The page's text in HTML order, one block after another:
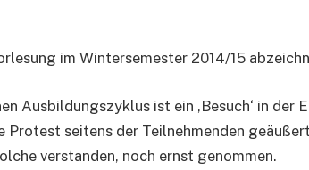
im Wintersemester 2014/15
Ausbildungszyklus ist ein ‚Besuch‘ in
Protest seitens der Teilnehmenden
verstanden, noch ernst genommen.